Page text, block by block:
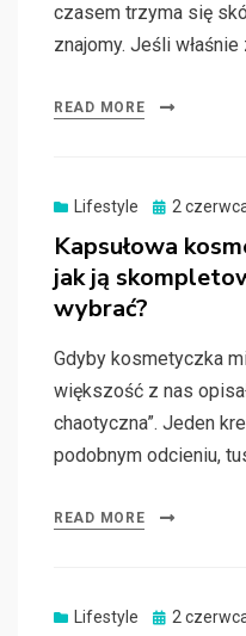
czasem trzyma się
znajomy. Jeśli
READ MORE
Lifestyle
Posted
2
Kapsułowa
jak ją
wybrać?
Gdyby kosmetyczka
większość z nas
chaotyczna”. Jeden
podobnym odcieniu,
READ MORE
Lifestyle
Posted
2